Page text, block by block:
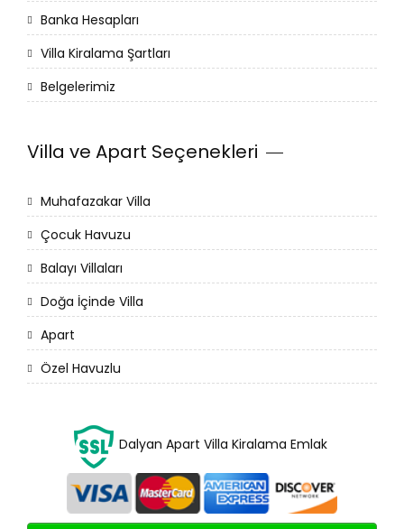
Banka Hesapları
Villa Kiralama Şartları
Belgelerimiz
Villa ve Apart Seçenekleri
Muhafazakar Villa
Çocuk Havuzu
Balayı Villaları
Doğa İçinde Villa
Apart
Özel Havuzlu
Dalyan Apart Villa Kiralama Emlak